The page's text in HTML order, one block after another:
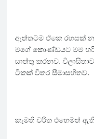
ඇත්තටම ඒකෙ රහසක්
මගේ කොණ්ඩයට මම
සාත්තු කරනව.
ටිකක් විතර සීමාසහිතව.
කැමති චරිත එහෙමත්